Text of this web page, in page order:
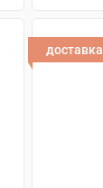
доставка